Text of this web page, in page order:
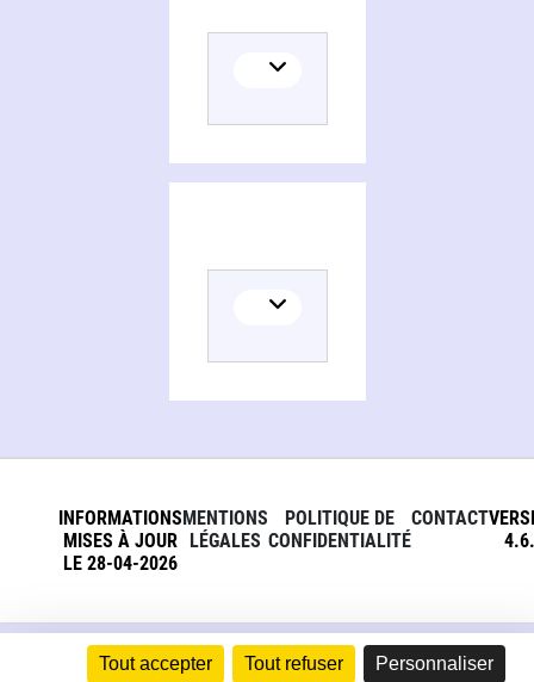
Tout accepter Tout refuser Personnaliser
INFORMATIONS
MISES À JOUR
LE 28-04-2026
MENTIONS
LÉGALES
POLITIQUE DE
CONFIDENTIALITÉ
CONTACT